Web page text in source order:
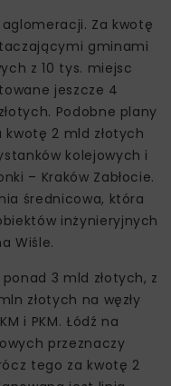
Za kwotę
gminami
z 10 tys. miejsc
jeszcze 4
Podobne plany
kwotę 2 mld złotych
kolejowych i
– Kraków Zabłocie.
średnicowa, która
inżynieryjnych
Wiśle.
3 mld złotych, z
złotych na węzły
i PKM. Łódź na
przeznaczy
tego za kwotę 2